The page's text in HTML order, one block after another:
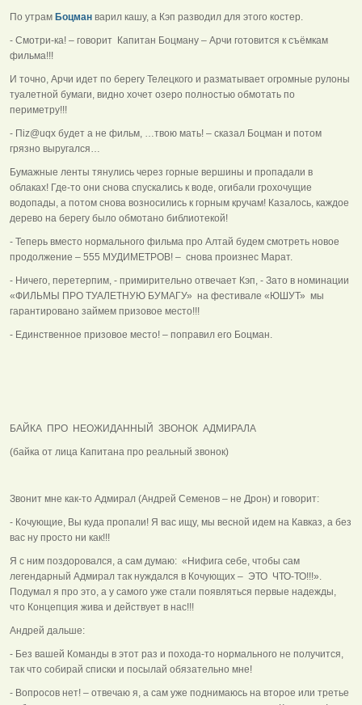
По утрам Боцман варил кашу, а Кэп разводил для этого костер.
- Смотри-ка! – говорит Капитан Боцману – Арчи готовится к съёмкам
фильма!!!
И точно, Арчи идет по берегу Телецкого и разматывает огромные рулоны
туалетной бумаги, видно хочет озеро полностью обмотать по
периметру!!!
- Пiz@uqx будет а не фильм, …твою мать! – сказал Боцман и потом
грязно выругался…
Бумажные ленты тянулись через горные вершины и пропадали в
облаках! Где-то они снова спускались к воде, огибали грохочущие
водопады, а потом снова возносились к горным кручам! Казалось, каждое
дерево на берегу было обмотано библиотекой!
- Теперь вместо нормального фильма про Алтай будем смотреть новое
продолжение – 555 МУДИМЕТРОВ! – снова произнес Марат.
- Ничего, перетерпим, - примирительно отвечает Кэп, - Зато в номинации
«ФИЛЬМЫ ПРО ТУАЛЕТНУЮ БУМАГУ» на фестивале «ЮШУТ» мы
гарантировано займем призовое место!!!
- Единственное призовое место! – поправил его Боцман.
БАЙКА ПРО НЕОЖИДАННЫЙ ЗВОНОК АДМИРАЛА
(байка от лица Капитана про реальный звонок)
Звонит мне как-то Адмирал (Андрей Семенов – не Дрон) и говорит:
- Кочующие, Вы куда пропали! Я вас ищу, мы весной идем на Кавказ, а без
вас ну просто ни как!!!
Я с ним поздоровался, а сам думаю: «Нифига себе, чтобы сам
легендарный Адмирал так нуждался в Кочующих – ЭТО ЧТО-ТО!!!».
Подумал я про это, а у самого уже стали появляться первые надежды,
что Концепция жива и действует в нас!!!
Андрей дальше:
- Без вашей Команды в этот раз и похода-то нормального не получится,
так что собирай списки и посылай обязательно мне!
- Вопросов нет! – отвечаю я, а сам уже поднимаюсь на второе или третье